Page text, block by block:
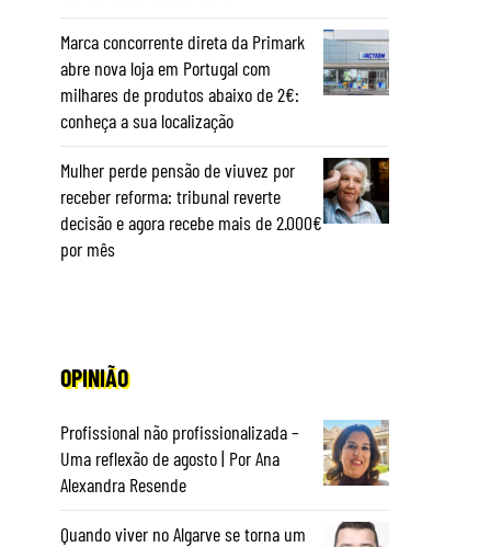
Marca concorrente direta da Primark
abre nova loja em Portugal com
milhares de produtos abaixo de 2€:
conheça a sua localização
Mulher perde pensão de viuvez por
receber reforma: tribunal reverte
decisão e agora recebe mais de 2.000€
por mês
OPINIÃO
Profissional não profissionalizada –
Uma reflexão de agosto | Por Ana
Alexandra Resende
Quando viver no Algarve se torna um